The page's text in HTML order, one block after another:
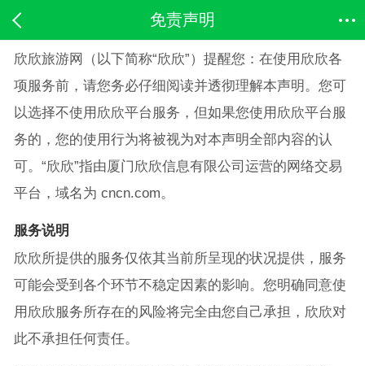
免责声明
欣欣旅游网（以下简称“欣欣”）提醒您：在使用欣欣各
项服务前，请您务必仔细阅读并透彻理解本声明。您可
以选择不使用欣欣平台服务，但如果您使用欣欣平台服
务的，您的使用行为将被视为对本声明全部内容的认
可。“欣欣”指由厦门欣欣信息有限公司运营的网络交易
平台，域名为 cncn.com。
服务说明
欣欣所提供的服务仅依其当前所呈现的状况提供，服务
可能会受到各个环节不稳定因素的影响。您明确同意使
用欣欣服务所存在的风险将完全由您自己承担，欣欣对
此不承担任何责任。